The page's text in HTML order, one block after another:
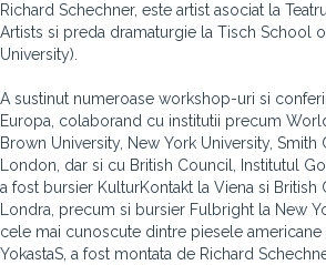
Richard Schechner, este artist asociat la
Artists si preda dramaturgie la Tisch School
University).
A sustinut numeroase workshop-uri si
Europa, colaborand cu institutii precum
Brown University, New York University,
London, dar si cu British Council, Institutul
a fost bursier KulturKontakt la Viena si
Londra, precum si bursier Fulbright la New
cele mai cunoscute dintre piesele americane
YokastaS, a fost montata de Richard